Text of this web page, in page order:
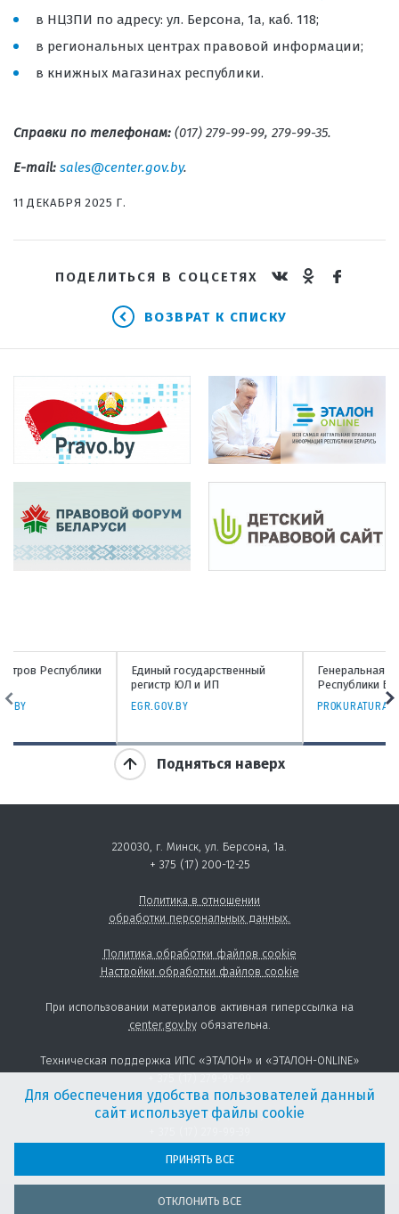
в НЦЗПИ по адресу: ул. Берсона, 1а, каб. 118;
в региональных центрах правовой информации;
в книжных магазинах республики.
Справки по телефонам: (017) 279-99-99, 279-99-35.
E-mail: sales@center.gov.by.
11 ДЕКАБРЯ 2025 Г.
ПОДЕЛИТЬСЯ В СОЦСЕТЯХ
ВОЗВРАТ К СПИСКУ
Единый государственный
Генеральная прокуратура
Республики Беларусь
PROKURATURA.GOV.BY
Подняться наверх
220030, г. Минск, ул. Берсона, 1а.
+ 375 (17) 200-12-25
Политика в отношении
обработки персональных данных.
Политика обработки файлов cookie
Настройки обработки файлов cookie
При использовании материалов активная гиперссылка на
center.gov.byобязательна.
Техническая поддержка ИПС «ЭТАЛОН» и «ЭТАЛОН-ONLINE»
Предоставление товаров и услуг:
Для обеспечения удобства пользователей данный
сайт использует файлы cookie
ПРИНЯТЬ ВСЕ
ОТКЛОНИТЬ ВСЕ